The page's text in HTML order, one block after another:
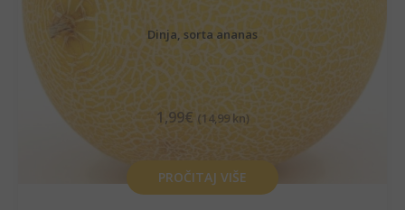
Dinja, sorta ananas
1,99€ (14,99 kn)
PROČITAJ VIŠE